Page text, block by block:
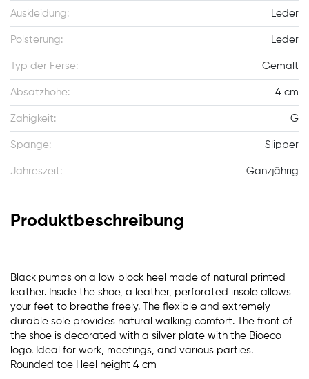
Auskleidung: Leder
Polsterung: Leder
Typ der Ferse: Gemalt
Absatzhöhe: 4 cm
Zähigkeit: G
Spange: Slipper
Jahreszeit: Ganzjährig
Produktbeschreibung
Black pumps on a low block heel made of natural printed
leather. Inside the shoe, a leather, perforated insole allows
your feet to breathe freely. The flexible and extremely
durable sole provides natural walking comfort. The front of
the shoe is decorated with a silver plate with the Bioeco
logo. Ideal for work, meetings, and various parties.
Rounded toe Heel height 4 cm